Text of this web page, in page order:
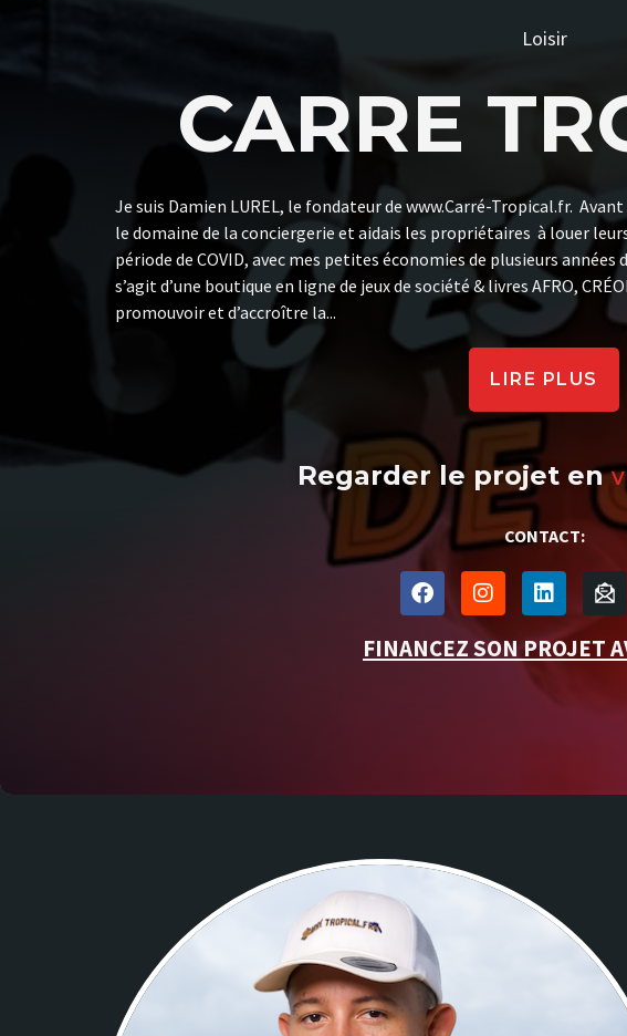
Loisir
CARRE
Je suis Damien LUREL, le fondateur de www.Carré-Tropical.fr.
le domaine de la conciergerie et aidais les propriétaires à louer
période de COVID, avec mes petites économies de plusieurs
s’agit d’une boutique en ligne de jeux de société & livres AFRO,
promouvoir et d’accroître la...
LIRE PLUS
Regarder le projet en
CONTACT:
FINANCEZ SON PROJET